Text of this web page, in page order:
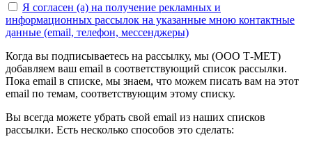
Я согласен (а) на получение рекламных и
информационных рассылок на указанные мною контактные
данные (email, телефон, мессенджеры)
Когда вы подписываетесь на рассылку, мы (ООО Т-МЕТ)
добавляем ваш email в соответствующий список рассылки.
Пока email в списке, мы знаем, что можем писать вам на этот
email по темам, соответствующим этому списку.
Вы всегда можете убрать свой email из наших списков
рассылки. Есть несколько способов это сделать: